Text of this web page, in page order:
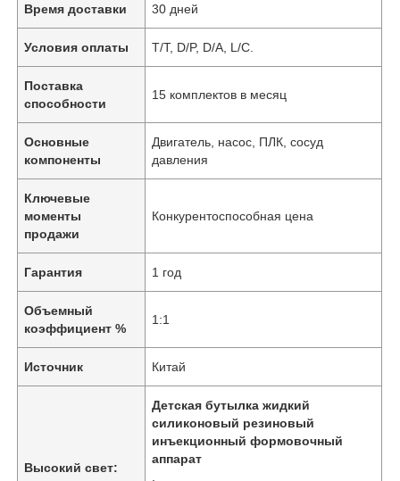
Время доставки 30 дней
Условия оплаты T/T, D/P, D/A, L/C.
Поставка
способности
15 комплектов в месяц
Основные
компоненты
Двигатель, насос, ПЛК, сосуд
давления
Ключевые
моменты
продажи
Конкурентоспособная цена
Гарантия 1 год
Объемный
коэффициент %
1:1
Источник Китай
Высокий свет:
Детская бутылка жидкий
силиконовый резиновый
инъекционный формовочный
аппарат